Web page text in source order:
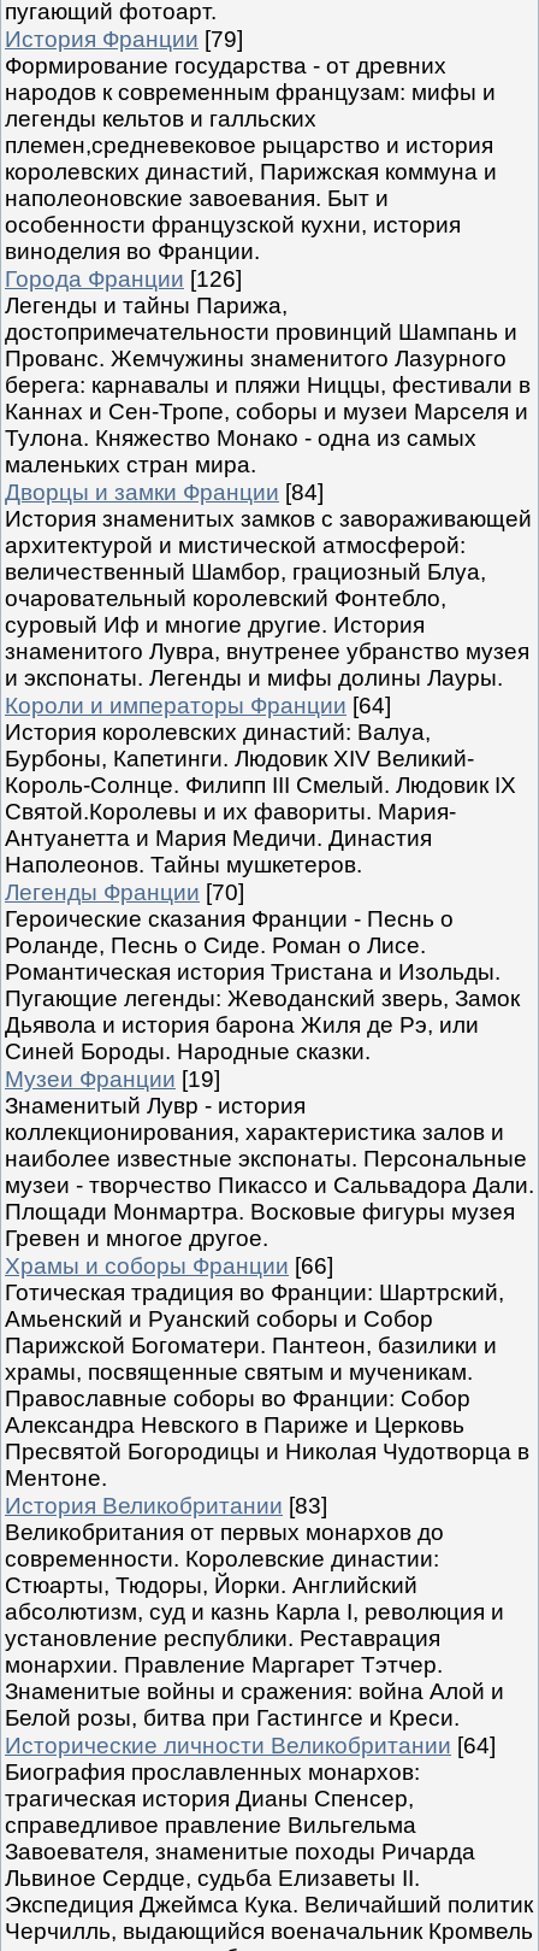
пугающий фотоарт.
История Франции [79]
Формирование государства - от древних
народов к современным французам: мифы и
легенды кельтов и галльских
племен,средневековое рыцарство и история
королевских династий, Парижская коммуна и
наполеоновские завоевания. Быт и
особенности французской кухни, история
виноделия во Франции.
Города Франции [126]
Легенды и тайны Парижа,
достопримечательности провинций Шампань и
Прованс. Жемчужины знаменитого Лазурного
берега: карнавалы и пляжи Ниццы, фестивали в
Каннах и Сен-Тропе, соборы и музеи Марселя и
Тулона. Княжество Монако - одна из самых
маленьких стран мира.
Дворцы и замки Франции [84]
История знаменитых замков с завораживающей
архитектурой и мистической атмосферой:
величественный Шамбор, грациозный Блуа,
очаровательный королевский Фонтебло,
суровый Иф и многие другие. История
знаменитого Лувра, внутренее убранство музея
и экспонаты. Легенды и мифы долины Лауры.
Короли и императоры Франции [64]
История королевских династий: Валуа,
Бурбоны, Капетинги. Людовик XIV Великий-
Король-Солнце. Филипп III Смелый. Людовик IX
Святой.Королевы и их фавориты. Мария-
Антуанетта и Мария Медичи. Династия
Наполеонов. Тайны мушкетеров.
Легенды Франции [70]
Героические сказания Франции - Песнь о
Роланде, Песнь о Сиде. Роман о Лисе.
Романтическая история Тристана и Изольды.
Пугающие легенды: Жеводанский зверь, Замок
Дьявола и история барона Жиля де Рэ, или
Синей Бороды. Народные сказки.
Музеи Франции [19]
Знаменитый Лувр - история
коллекционирования, характеристика залов и
наиболее известные экспонаты. Персональные
музеи - творчество Пикассо и Сальвадора Дали.
Площади Монмартра. Восковые фигуры музея
Гревен и многое другое.
Храмы и соборы Франции [66]
Готическая традиция во Франции: Шартрский,
Амьенский и Руанский соборы и Собор
Парижской Богоматери. Пантеон, базилики и
храмы, посвященные святым и мученикам.
Православные соборы во Франции: Собор
Александра Невского в Париже и Церковь
Пресвятой Богородицы и Николая Чудотворца в
Ментоне.
История Великобритании [83]
Великобритания от первых монархов до
современности. Королевские династии:
Стюарты, Тюдоры, Йорки. Английский
абсолютизм, суд и казнь Карла I, революция и
установление республики. Реставрация
монархии. Правление Маргарет Тэтчер.
Знаменитые войны и сражения: война Алой и
Белой розы, битва при Гастингсе и Креси.
Исторические личности Великобритании [64]
Биография прославленных монархов:
трагическая история Дианы Спенсер,
справедливое правление Вильгельма
Завоевателя, знаменитые походы Ричарда
Львиное Сердце, судьба Елизаветы II.
Экспедиция Джеймса Кука. Величайший политик
Черчилль, выдающийся военачальник Кромвель